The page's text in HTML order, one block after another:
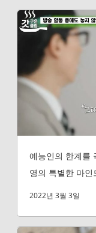
예능인의 한계를
영의 특별한 마인
2022년 3월 3일